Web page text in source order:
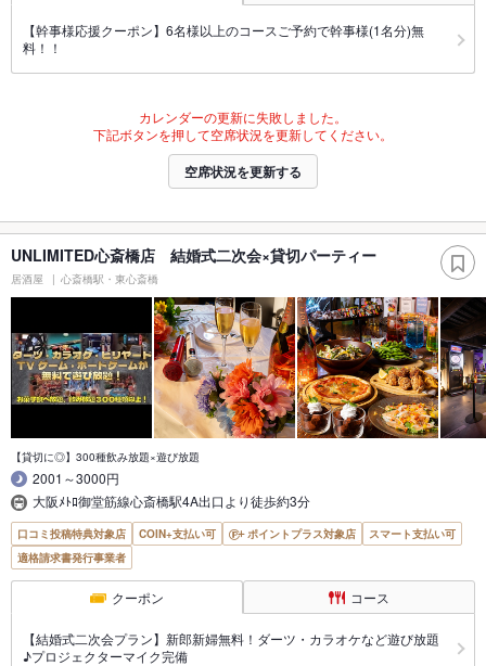
【幹事様応援クーポン】6名様以上のコースご予約で幹事様(1名分)無
料！！
カレンダーの更新に失敗しました。
下記ボタンを押して空席状況を更新してください。
空席状況を更新する
UNLIMITED心斎橋店 結婚式二次会×貸切パーティー
居酒屋 心斎橋駅・東心斎橋
【貸切に◎】300種飲み放題×遊び放題
2001～3000円
大阪ﾒﾄﾛ御堂筋線心斎橋駅4A出口より徒歩約3分
口コミ投稿特典対象店 COIN+支払い可 ポイントプラス対象店
スマート支払い可
適格請求書発行事業者
クーポン コース
【結婚式二次会プラン】新郎新婦無料！ダーツ・カラオケなど遊び放題
♪プロジェクターマイク完備